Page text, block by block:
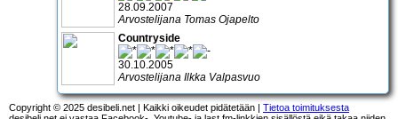
28.09.2007
Arvostelijana Tomas Ojapelto
Countryside
30.10.2005
Arvostelijana Ilkka Valpasvuo
Copyright © 2025 desibeli.net | Kaikki oikeudet pidätetään | Tietoa toimituksesta